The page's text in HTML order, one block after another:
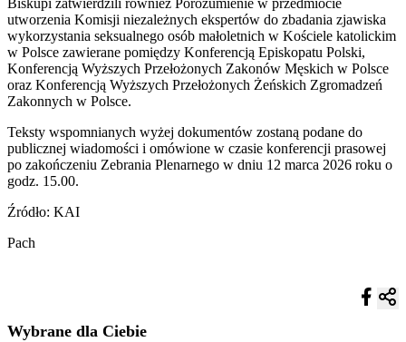
utworzenia Komisji niezależnych ekspertów do zbadania zjawiska
wykorzystania seksualnego osób małoletnich w Kościele katolickim
w Polsce zawierane pomiędzy Konferencją Episkopatu Polski,
Konferencją Wyższych Przełożonych Zakonów Męskich w Polsce
oraz Konferencją Wyższych Przełożonych Żeńskich Zgromadzeń
Zakonnych w Polsce.
Teksty wspomnianych wyżej dokumentów zostaną podane do
publicznej wiadomości i omówione w czasie konferencji prasowej
po zakończeniu Zebrania Plenarnego w dniu 12 marca 2026 roku o
godz. 15.00.
Źródło: KAI
Pach
Wybrane dla Ciebie